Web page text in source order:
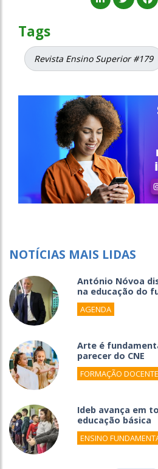
Tags
Revista Ensino Superior #179
NOTÍCIAS MAIS LIDAS
António Nóvoa
na educação do
AGENDA
Arte é
parecer do CNE
FORMAÇÃO DOCENTE
Ideb avança em
educação básica
ENSINO